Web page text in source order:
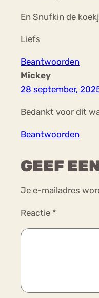
En Snufkin de
Liefs
Beantwoorden
Mickey
28 september,
Bedankt voor dit
Beantwoorden
GEEF
Je e-mailadres
Reactie *